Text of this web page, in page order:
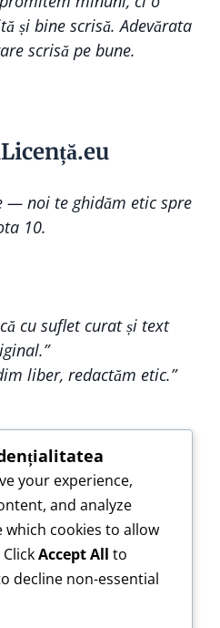
și bine scrisă. Adevărata
scrisă pe bune.
cență.eu
— noi te ghidăm etic spre
10.
cu suflet curat și text
liber, redactăm etic.”
nu copiem — pentru o
pentru lucrări scrise cu
your experience,
and analyze
which cookies to allow
ClickAccept All to
decline non-essential